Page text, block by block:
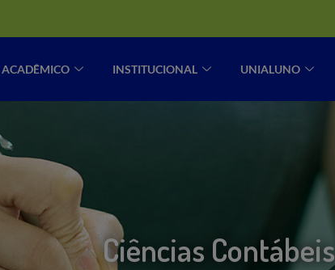
ACADÊMICO INSTITUCIONAL UNIALUNO
Ciências Contábeis